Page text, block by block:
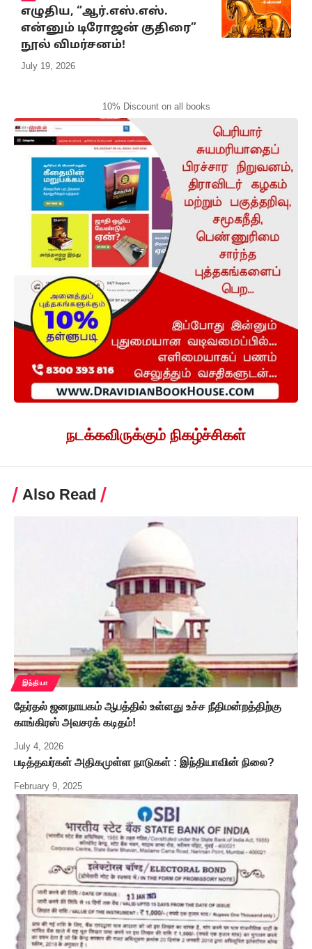
எழுதிய, “ஆர்.எஸ்.எஸ்.
என்னும் டிரோஜன் குதிரை”
நூல் விமர்சனம்!
July 19, 2026
10% Discount on all books
நடக்கவிருக்கும் நிகழ்ச்சிகள்
Also Read
இந்தியா
தேர்தல் ஜனநாயகம் ஆபத்தில் உள்ளது உச்ச நீதிமன்றத்திற்கு
காங்கிரஸ் அவசரக் கடிதம்!
July 4, 2026
படித்தவர்கள் அதிகமுள்ள நாடுகள் : இந்தியாவின் நிலை?
February 9, 2025